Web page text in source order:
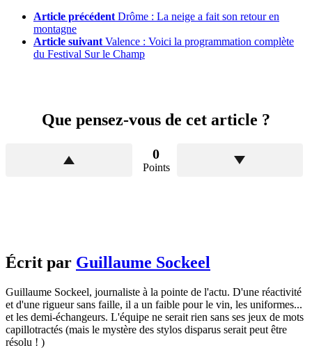
Article précédent Drôme : La neige a fait son retour en
montagne
Article suivant Valence : Voici la programmation complète
du Festival Sur le Champ
Que pensez-vous de cet article ?
0
Points
Écrit par Guillaume Sockeel
Guillaume Sockeel, journaliste à la pointe de l'actu. D'une réactivité
et d'une rigueur sans faille, il a un faible pour le vin, les uniformes...
et les demi-échangeurs. L'équipe ne serait rien sans ses jeux de mots
capillotractés (mais le mystère des stylos disparus serait peut être
résolu ! )